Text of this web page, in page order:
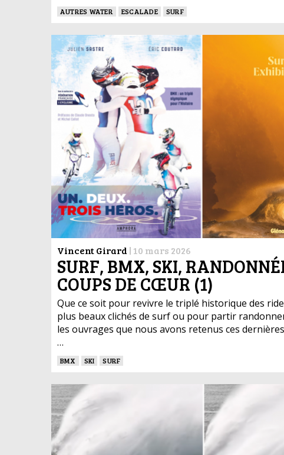
AUTRES WATER ESCALADE SURF
Vincent Girard | 10 mars 2026
SURF, BMX, SKI,
COUPS DE CŒUR (1)
Que ce soit pour revivre le triplé historique des
plus beaux clichés de surf ou pour partir
les ouvrages que nous avons retenus ces
…
BMX SKI SURF